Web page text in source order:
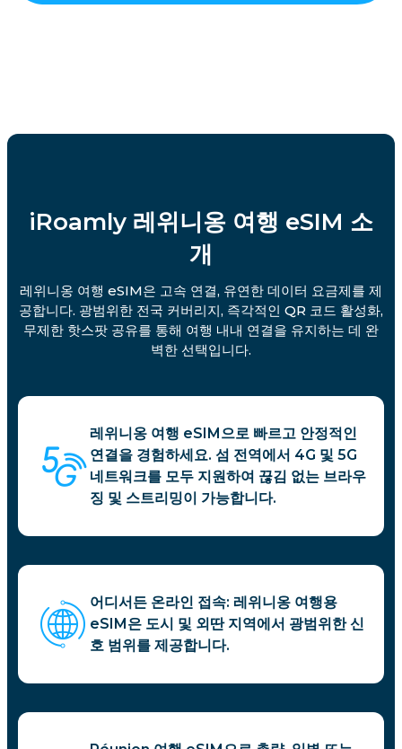
iRoamly 레위니옹 여행 eSIM 소
개
레위니옹 여행 eSIM은 고속 연결, 유연한 데이터 요금제를 제
공합니다. 광범위한 전국 커버리지, 즉각적인 QR 코드 활성화,
무제한 핫스팟 공유를 통해 여행 내내 연결을 유지하는 데 완
벽한 선택입니다.
레위니옹 여행 eSIM으로 빠르고 안정적인
연결을 경험하세요. 섬 전역에서 4G 및 5G
네트워크를 모두 지원하여 끊김 없는 브라우
징 및 스트리밍이 가능합니다.
어디서든 온라인 접속: 레위니옹 여행용
eSIM은 도시 및 외딴 지역에서 광범위한 신
호 범위를 제공합니다.